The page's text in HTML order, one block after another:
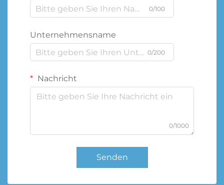
0/100
Unternehmensname
0/200
Nachricht
0/1000
Senden